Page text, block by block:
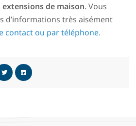
de maison. Vous
d’informations très aisément
contact ou par téléphone.